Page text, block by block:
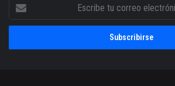
correo